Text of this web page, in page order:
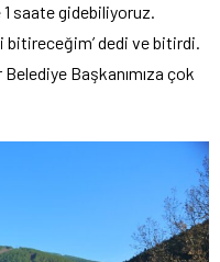
saate gidebiliyoruz.
bitireceğim’ dedi ve bitirdi.
Başkanımıza çok